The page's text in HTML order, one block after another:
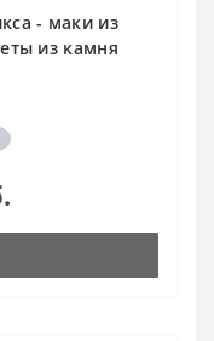
- маки из
из камня